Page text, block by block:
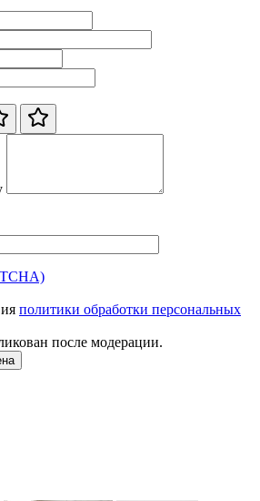
политики обработки персональных
после модерации.